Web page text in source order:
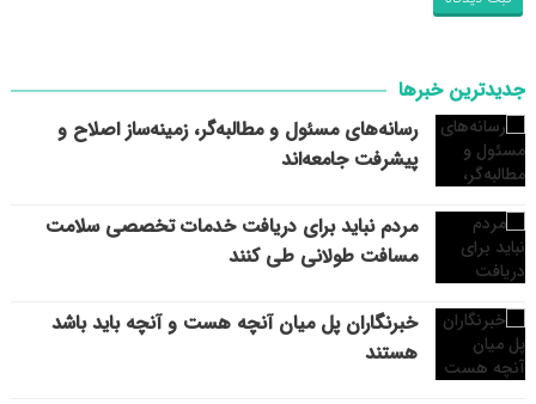
جدیدترین خبرها
رسانه‌های مسئول و مطالبه‌گر، زمینه‌ساز اصلاح و
پیشرفت جامعه‌اند
مردم نباید برای دریافت خدمات تخصصی سلامت
مسافت طولانی طی کنند
خبرنگاران پل میان آنچه هست و آنچه باید باشد
هستند